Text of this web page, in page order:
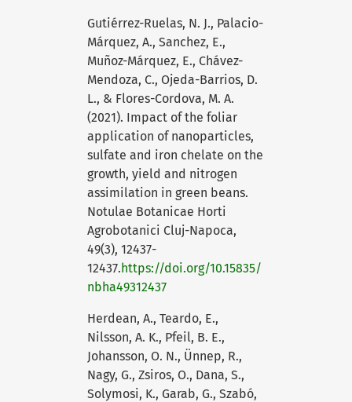
Gutiérrez-Ruelas, N. J., Palacio-
Márquez, A., Sanchez, E.,
Muñoz-Márquez, E., Chávez-
Mendoza, C., Ojeda-Barrios, D.
L., & Flores-Cordova, M. A.
(2021). Impact of the foliar
application of nanoparticles,
sulfate and iron chelate on the
growth, yield and nitrogen
assimilation in green beans.
Notulae Botanicae Horti
Agrobotanici Cluj-Napoca,
49(3), 12437-
12437.https://doi.org/10.15835/
nbha49312437
Herdean, A., Teardo, E.,
Nilsson, A. K., Pfeil, B. E.,
Johansson, O. N., Ünnep, R.,
Nagy, G., Zsiros, O., Dana, S.,
Solymosi, K., Garab, G., Szabó,